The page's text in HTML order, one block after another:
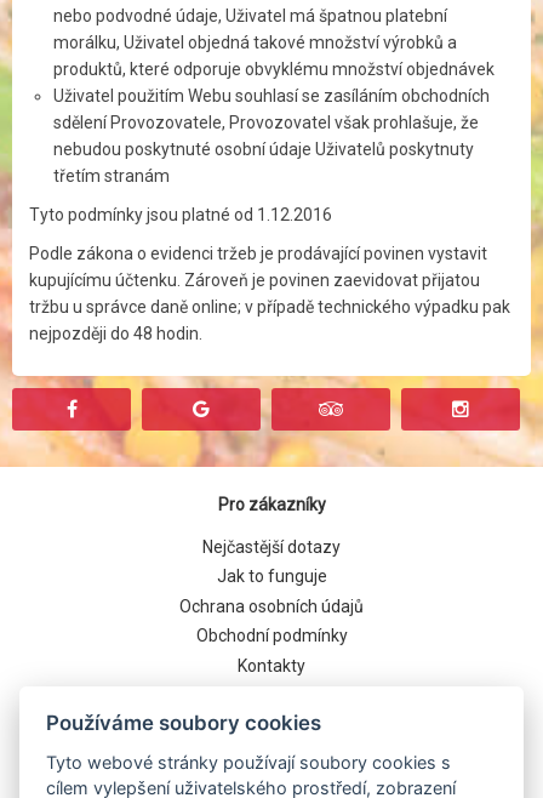
nebo podvodné údaje, Uživatel má špatnou platební
morálku, Uživatel objedná takové množství výrobků a
produktů, které odporuje obvyklému množství objednávek
Uživatel použitím Webu souhlasí se zasíláním obchodních
sdělení Provozovatele, Provozovatel však prohlašuje, že
nebudou poskytnuté osobní údaje Uživatelů poskytnuty
třetím stranám
Tyto podmínky jsou platné od 1.12.2016
Podle zákona o evidenci tržeb je prodávající povinen vystavit
kupujícímu účtenku. Zároveň je povinen zaevidovat přijatou
tržbu u správce daně online; v případě technického výpadku pak
nejpozději do 48 hodin.
Pro zákazníky
Nejčastější dotazy
Jak to funguje
Ochrana osobních údajů
Obchodní podmínky
Kontakty
Používáme soubory cookies
Tyto webové stránky používají soubory cookies s
cílem vylepšení uživatelského prostředí, zobrazení